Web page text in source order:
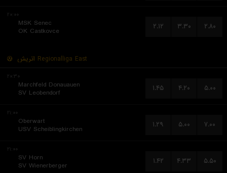
۲۰:۰۰
MSK Senec
OK Castkovce
۲.۱۲ ۳.۳۰ ۲.۸۰
اتریش Regionalliga East
۲۰:۳۰
Marchfeld Donauauen
SV Leobendorf
۱.۴۵ ۴.۲۰ ۵.۰۰
۲۱:۰۰
Oberwart
USV Scheiblingkirchen
۱.۲۹ ۵.۰۰ ۷.۰۰
۲۱:۰۰
SV Horn
SV Wienerberger
۱.۴۲ ۴.۳۳ ۵.۵۰